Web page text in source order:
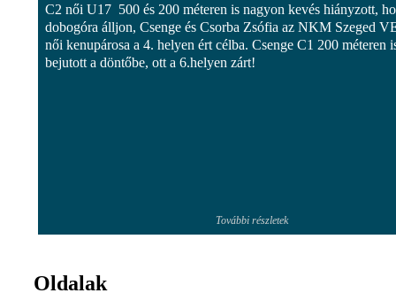
C2 női U17 500 és 200 méteren is nagyon kevés hiányzott,
dobogóra álljon, Csenge és Csorba Zsófia az NKM Szeged
női kenupárosa a 4. helyen ért célba. Csenge C1 200 méteren
bejutott a döntőbe, ott a 6.helyen zárt!
További részletek
Oldalak